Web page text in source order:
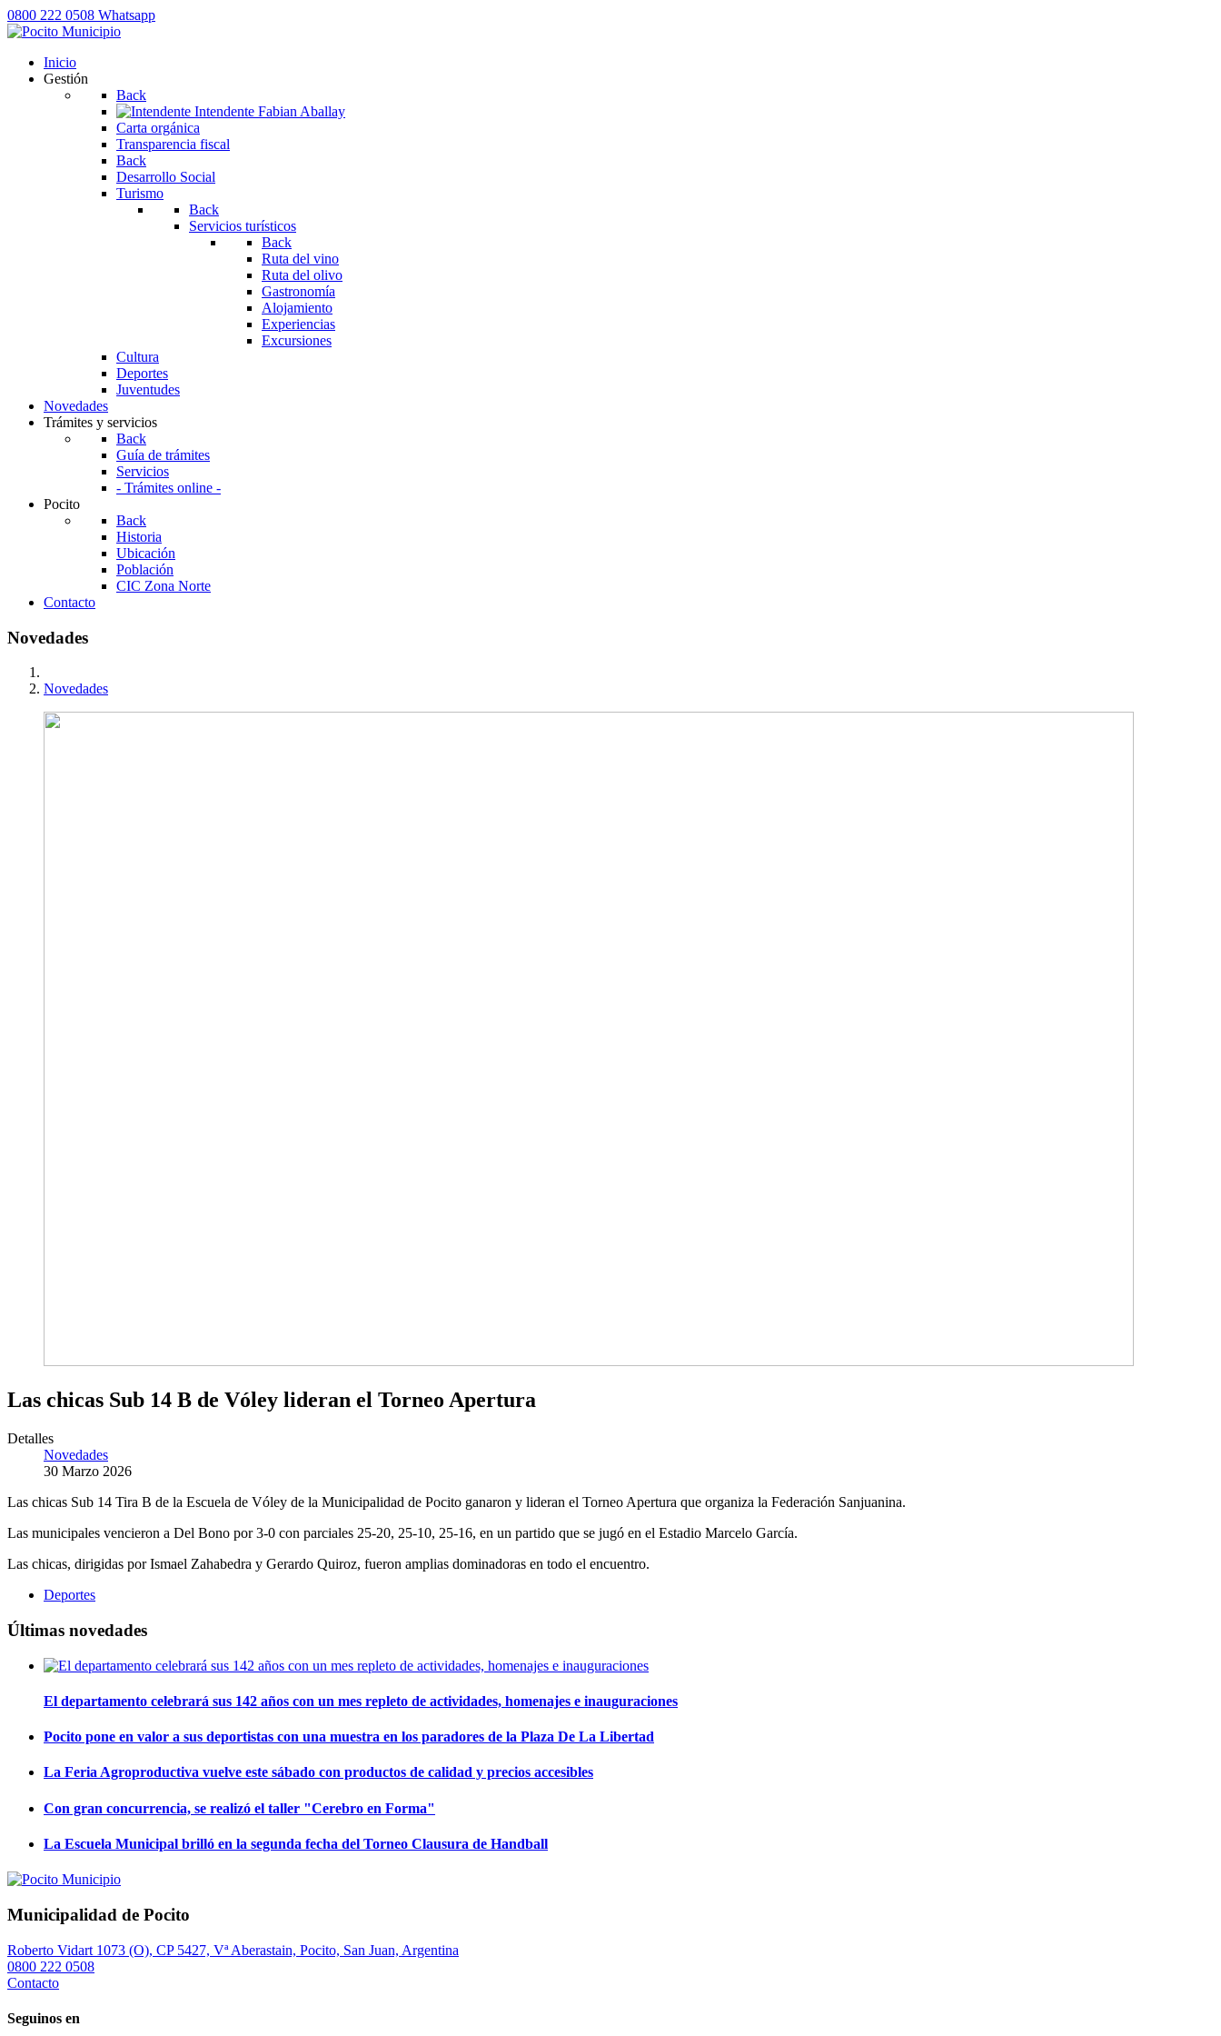
0800 222 0508 Whatsapp
Inicio
Gestión
Back
Intendente Fabian Aballay
Carta orgánica
Transparencia fiscal
Back
Desarrollo Social
Turismo
Back
Servicios turísticos
Back
Ruta del vino
Ruta del olivo
Gastronomía
Alojamiento
Experiencias
Excursiones
Cultura
Deportes
Juventudes
Novedades
Trámites y servicios
Back
Guía de trámites
Servicios
- Trámites online -
Pocito
Back
Historia
Ubicación
Población
CIC Zona Norte
Contacto
Novedades
Novedades
Las chicas Sub 14 B de Vóley lideran el Torneo Apertura
Detalles
Novedades
30 Marzo 2026
Las chicas Sub 14 Tira B de la Escuela de Vóley de la Municipalidad de Pocito ganaron y lideran el Torneo Apertura que organiza la Federación Sanjuanina.
Las municipales vencieron a Del Bono por 3-0 con parciales 25-20, 25-10, 25-16, en un partido que se jugó en el Estadio Marcelo García.
Las chicas, dirigidas por Ismael Zahabedra y Gerardo Quiroz, fueron amplias dominadoras en todo el encuentro.
Deportes
Últimas novedades
El departamento celebrará sus 142 años con un mes repleto de actividades, homenajes e inauguraciones
Pocito pone en valor a sus deportistas con una muestra en los paradores de la Plaza De La Libertad
La Feria Agroproductiva vuelve este sábado con productos de calidad y precios accesibles
Con gran concurrencia, se realizó el taller "Cerebro en Forma"
La Escuela Municipal brilló en la segunda fecha del Torneo Clausura de Handball
Municipalidad de Pocito
Roberto Vidart 1073 (O), CP 5427, Vª Aberastain, Pocito, San Juan, Argentina
0800 222 0508
Contacto
Seguinos en